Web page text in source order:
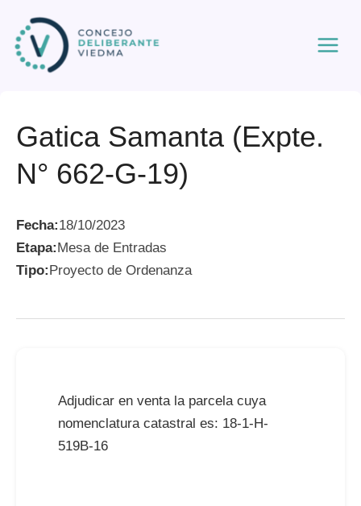
contenido
Gatica Samanta (Expte.
N° 662-G-19)
Fecha:18/10/2023
Etapa:Mesa de Entradas
Tipo:Proyecto de Ordenanza
Adjudicar en venta la parcela cuya
nomenclatura catastral es: 18-1-H-
519B-16